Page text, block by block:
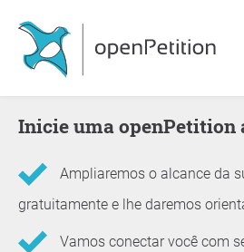
Inicie uma openPetition
Ampliaremos o alcance da
gratuitamente e lhe daremos
Vamos conectar você com